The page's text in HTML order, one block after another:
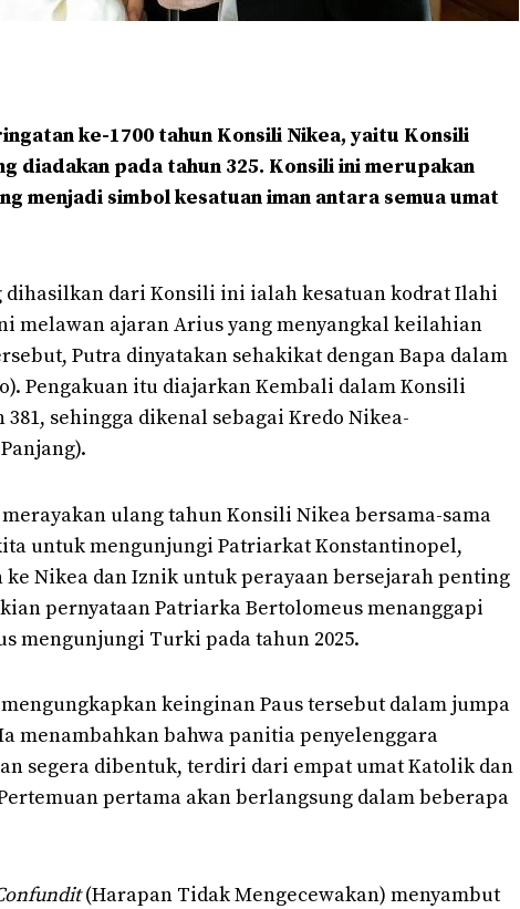
ke-1700 tahun Konsili Nikea, yaitu Konsili
diadakan pada tahun 325. Konsili ini merupakan
menjadi simbol kesatuan iman antara semua umat
dihasilkan dari Konsili ini ialah kesatuan kodrat Ilahi
melawan ajaran Arius yang menyangkal keilahian
Putra dinyatakan sehakikat dengan Bapa dalam
Pengakuan itu diajarkan Kembali dalam Konsili
sehingga dikenal sebagai Kredo Nikea-
ulang tahun Konsili Nikea bersama-sama
untuk mengunjungi Patriarkat Konstantinopel,
Nikea dan Iznik untuk perayaan bersejarah penting
pernyataan Patriarka Bertolomeus menanggapi
mengunjungi Turki pada tahun 2025.
keinginan Paus tersebut dalam jumpa
menambahkan bahwa panitia penyelenggara
segera dibentuk, terdiri dari empat umat Katolik dan
pertama akan berlangsung dalam beberapa
(Harapan Tidak Mengecewakan) menyambut